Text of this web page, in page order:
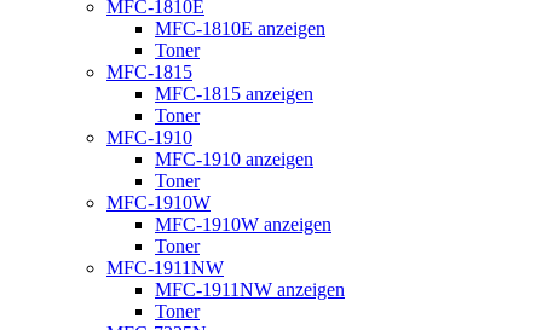
MFC-1810E
MFC-1810E anzeigen
Toner
MFC-1815
MFC-1815 anzeigen
Toner
MFC-1910
MFC-1910 anzeigen
Toner
MFC-1910W
MFC-1910W anzeigen
Toner
MFC-1911NW
MFC-1911NW anzeigen
Toner